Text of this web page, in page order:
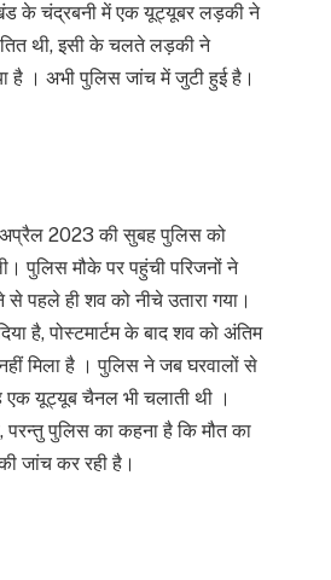
के चंद्रबनी में एक यूट्यूबर लड़की ने
थी, इसी के चलते लड़की ने
है । अभी पुलिस जांच में जुटी हुई है।
अप्रैल 2023 की सुबह पुलिस को
पुलिस मौके पर पहुंची परिजनों ने
पहले ही शव को नीचे उतारा गया।
है, पोस्टमार्टम के बाद शव को अंतिम
मिला है । पुलिस ने जब घरवालों से
यूट्यूब चैनल भी चलाती थी ।
पुलिस का कहना है कि मौत का
जांच कर रही है।